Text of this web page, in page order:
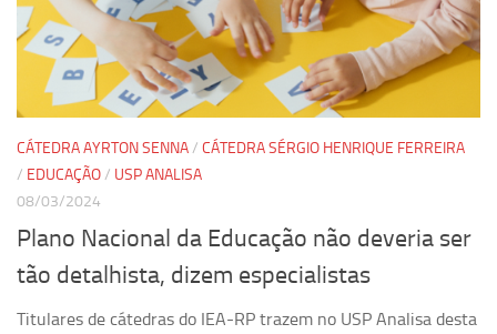
CÁTEDRA AYRTON SENNA/ CÁTEDRA SÉRGIO HENRIQUE FERREIRA
/ EDUCAÇÃO/ USP ANALISA
08/03/2024
Plano Nacional da Educação não deveria ser
tão detalhista, dizem especialistas
Titulares de cátedras do IEA-RP trazem no USP Analisa desta